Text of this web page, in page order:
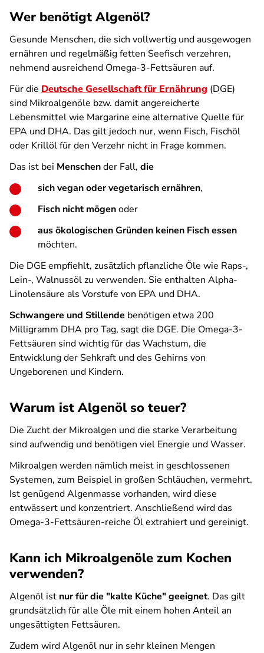
Wer benötigt Algenöl?
Gesunde Menschen, die sich vollwertig und ausgewogen
ernähren und regelmäßig fetten Seefisch verzehren,
nehmend ausreichend Omega-3-Fettsäuren auf.
Für die Deutsche Gesellschaft für Ernährung (DGE)
sind Mikroalgenöle bzw. damit angereicherte
Lebensmittel wie Margarine eine alternative Quelle für
EPA und DHA. Das gilt jedoch nur, wenn Fisch, Fischöl
oder Krillöl für den Verzehr nicht in Frage kommen.
Das ist bei Menschender Fall, die
sich vegan oder vegetarisch ernähren,
Fisch nicht mögenoder
aus ökologischen Gründen keinen Fisch essen
möchten.
Die DGE empfiehlt, zusätzlich pflanzliche Öle wie Raps-,
Lein-, Walnussöl zu verwenden. Sie enthalten Alpha-
Linolensäure als Vorstufe von EPA und DHA.
Schwangere und Stillende benötigen etwa 200
Milligramm DHA pro Tag, sagt die DGE. Die Omega-3-
Fettsäuren sind wichtig für das Wachstum, die
Entwicklung der Sehkraft und des Gehirns von
Ungeborenen und Kindern.
Warum ist Algenöl so teuer?
Die Zucht der Mikroalgen und die starke Verarbeitung
sind aufwendig und benötigen viel Energie und Wasser.
Mikroalgen werden nämlich meist in geschlossenen
Systemen, zum Beispiel in großen Schläuchen, vermehrt.
Ist genügend Algenmasse vorhanden, wird diese
entwässert und konzentriert. Anschließend wird das
Omega-3-Fettsäuren-reiche Öl extrahiert und gereinigt.
Kann ich Mikroalgenöle zum Kochen
verwenden?
Algenöl ist nur für die "kalte Küche" geeignet. Das gilt
grundsätzlich für alle Öle mit einem hohen Anteil an
ungesättigten Fettsäuren.
Zudem wird Algenöl nur in sehr kleinen Mengen